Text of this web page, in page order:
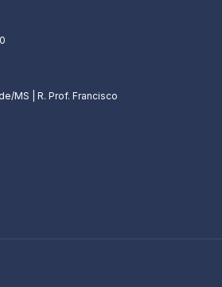
MS | R. Prof. Francisco